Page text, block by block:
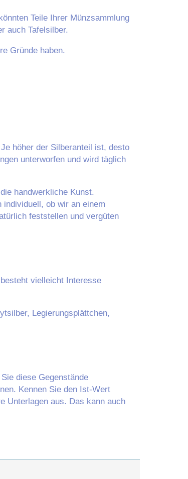
Teile Ihrer Münzsammlung
auch Tafelsilber.
Gründe haben.
höher der Silberanteil ist, desto
unterworfen und wird täglich
handwerkliche Kunst.
individuell, ob wir an einem
feststellen und vergüten
vielleicht Interesse
Legierungsplättchen,
diese Gegenstände
Kennen Sie den Ist-Wert
Unterlagen aus. Das kann auch